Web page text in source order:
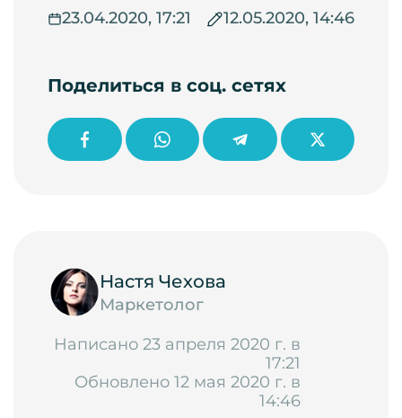
23.04.2020, 17:21
12.05.2020, 14:46
Поделиться в соц. сетях
Настя Чехова
Маркетолог
Написано 23 апреля 2020 г. в
17:21
Обновлено 12 мая 2020 г. в
14:46